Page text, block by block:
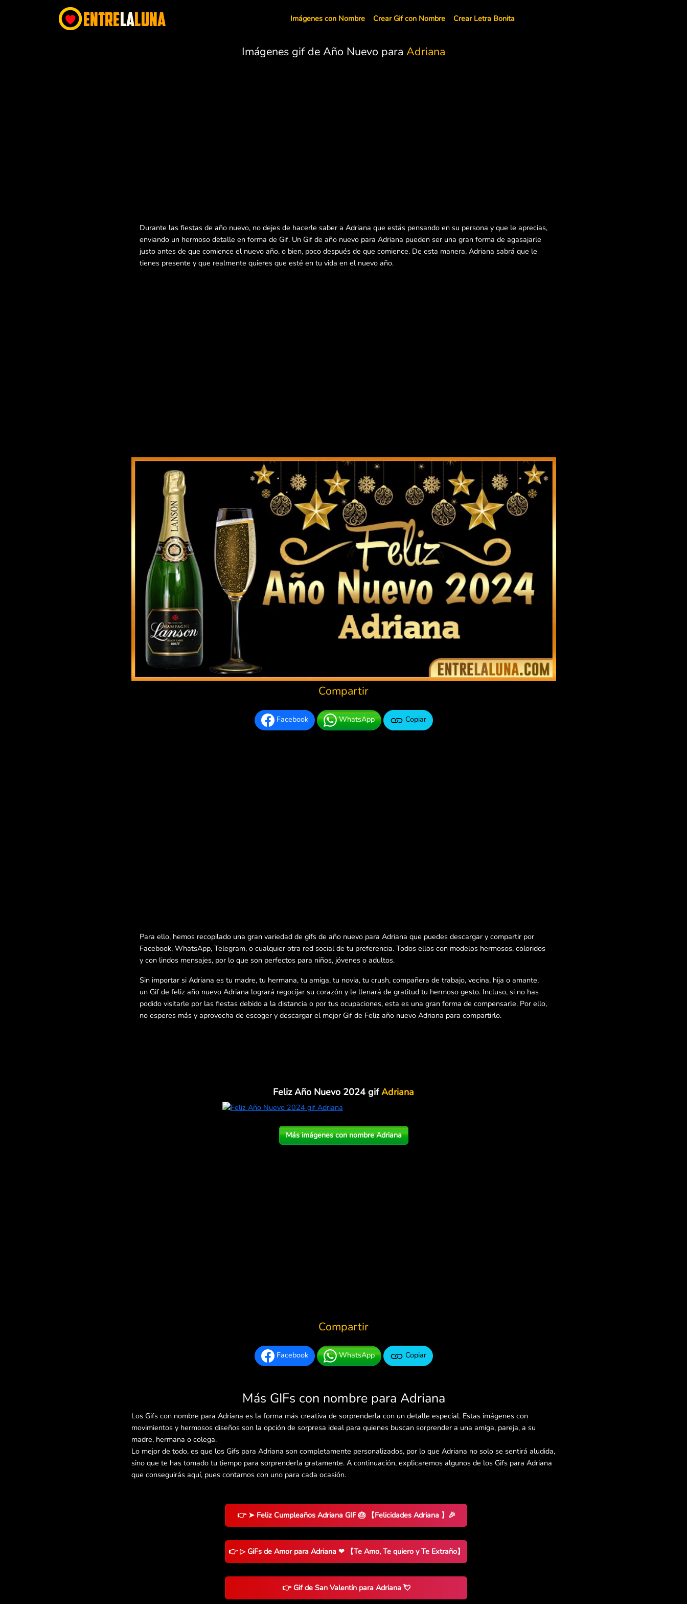
Imágenes con Nombre Crear Gif con Nombre Crear Letra Bonita
Imágenes gif de Año Nuevo para Adriana
Durante las fiestas de año nuevo, no dejes de hacerle saber a Adriana que estás pensando en su persona y que le aprecias,
enviando un hermoso detalle en forma de Gif. Un Gif de año nuevo para Adriana pueden ser una gran forma de agasajarle
justo antes de que comience el nuevo año, o bien, poco después de que comience. De esta manera, Adriana sabrá que le
tienes presente y que realmente quieres que esté en tu vida en el nuevo año.
Compartir
Facebook WhatsApp Copiar
Para ello, hemos recopilado una gran variedad de gifs de año nuevo para Adriana que puedes descargar y compartir por
Facebook, WhatsApp, Telegram, o cualquier otra red social de tu preferencia. Todos ellos con modelos hermosos, coloridos
y con lindos mensajes, por lo que son perfectos para niños, jóvenes o adultos.
Sin importar si Adriana es tu madre, tu hermana, tu amiga, tu novia, tu crush, compañera de trabajo, vecina, hija o amante,
un Gif de feliz año nuevo Adriana logrará regocijar su corazón y le llenará de gratitud tu hermoso gesto. Incluso, si no has
podido visitarle por las fiestas debido a la distancia o por tus ocupaciones, esta es una gran forma de compensarle. Por ello,
no esperes más y aprovecha de escoger y descargar el mejor Gif de Feliz año nuevo Adriana para compartirlo.
Feliz Año Nuevo 2024 gifAdriana
Más imágenes con nombre Adriana
Compartir
Facebook WhatsApp Copiar
Más GIFs con nombre para Adriana
Los Gifs con nombre para Adriana es la forma más creativa de sorprenderla con un detalle especial. Estas imágenes con
movimientos y hermosos diseños son la opción de sorpresa ideal para quienes buscan sorprender a una amiga, pareja, a su
madre, hermana o colega.
Lo mejor de todo, es que los Gifs para Adriana son completamente personalizados, por lo que Adriana no solo se sentirá aludida,
sino que te has tomado tu tiempo para sorprenderla gratamente. A continuación, explicaremos algunos de los Gifs para Adriana
que conseguirás aquí, pues contamos con uno para cada ocasión.
👉 ➤ Feliz Cumpleaños Adriana GIF 🎂 【Felicidades Adriana 】🎉
👉 ▷ GiFs de Amor para Adriana ❤ 【Te Amo, Te quiero y Te Extraño】
👉 Gif de San Valentín para Adriana 💘